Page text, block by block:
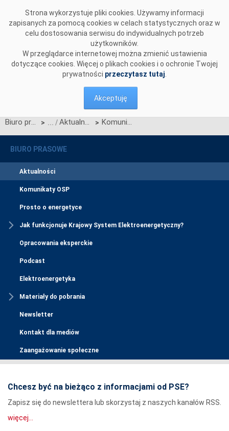
Strona wykorzystuje pliki cookies. Używamy informacji
zapisanych za pomocą cookies w celach statystycznych oraz w
celu dostosowania serwisu do indywidualnych potrzeb
użytkowników.
W przeglądarce internetowej można zmienić ustawienia
dotyczące cookies. Więcej o plikach cookies i o ochronie Twojej
prywatności przeczytasz tutaj
Akceptuję
Biuro prasowe > Aktualności > Komunikat OIRE w sprawie działania Portalu Obsługi Migracji w I kwartale 2025 r.
BIURO PRASOWE
Aktualności
Komunikaty OSP
Prosto o energetyce
Jak funkcjonuje Krajowy System Elektroenergetyczny?
Opracowania eksperckie
Podcast
Elektroenergetyka
Materiały do pobrania
Newsletter
Kontakt dla mediów
Zaangażowanie społeczne
Chcesz być na bieżąco z informacjami od PSE?
Zapisz się do newslettera lub skorzystaj z naszych kanałów RSS.
więcej...